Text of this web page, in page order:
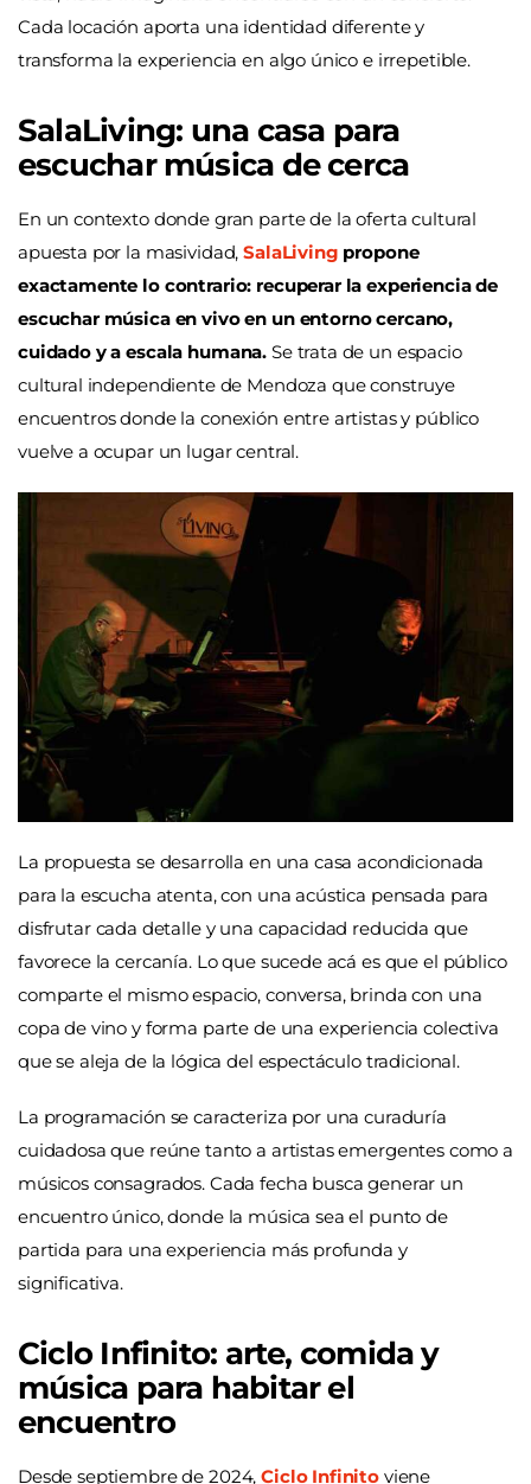
Cada locación aporta una identidad diferente y
transforma la experiencia en algo único e irrepetible.
SalaLiving: una casa para
escuchar música de cerca
En un contexto donde gran parte de la oferta cultural
apuesta por la masividad,SalaLiving propone
exactamente lo contrario: recuperar la experiencia de
escuchar música en vivo en un entorno cercano,
cuidado y a escala humana. Se trata de un espacio
cultural independiente de Mendoza que construye
encuentros donde la conexión entre artistas y público
vuelve a ocupar un lugar central.
La propuesta se desarrolla en una casa acondicionada
para la escucha atenta, con una acústica pensada para
disfrutar cada detalle y una capacidad reducida que
favorece la cercanía. Lo que sucede acá es que el público
comparte el mismo espacio, conversa, brinda con una
copa de vino y forma parte de una experiencia colectiva
que se aleja de la lógica del espectáculo tradicional.
La programación se caracteriza por una curaduría
cuidadosa que reúne tanto a artistas emergentes como a
músicos consagrados. Cada fecha busca generar un
encuentro único, donde la música sea el punto de
partida para una experiencia más profunda y
significativa.
Ciclo Infinito: arte, comida y
música para habitar el
encuentro
Desde septiembre de 2024,Ciclo Infinito viene